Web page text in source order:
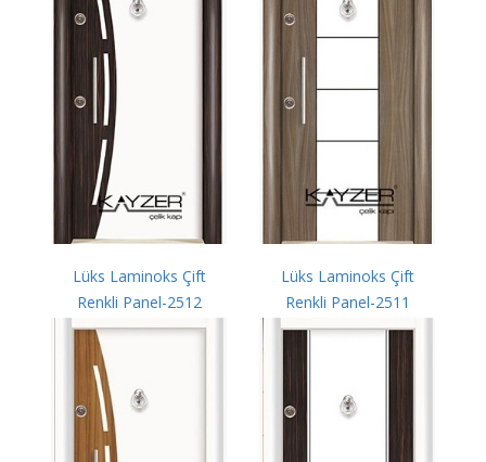
Lüks Laminoks Çift
Renkli Panel-2512
Lüks Laminoks Çift
Renkli Panel-2511